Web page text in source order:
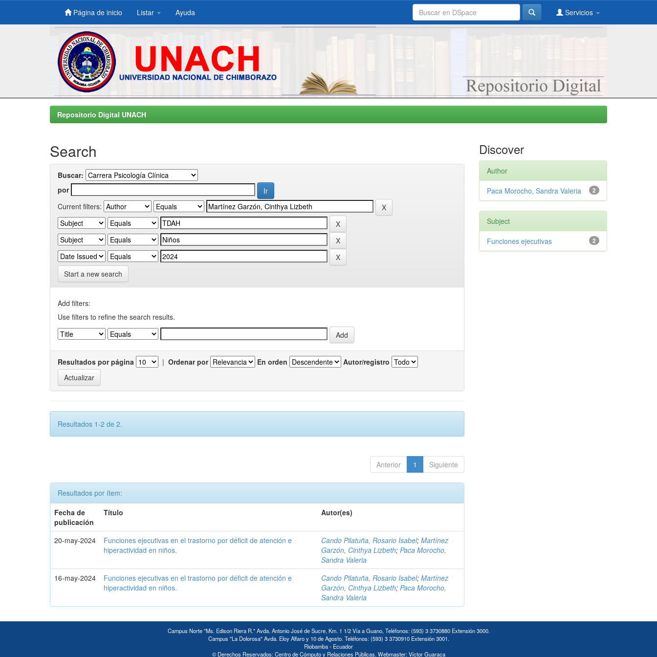
Skip
Página de inicio Listar Ayuda Servicios
Repositorio Digital UNACH
Search
Buscar:
por
Current filters:
Start a new search
Add filters:
Use filters to refine the search results.
Resultados por página | Ordenar por En orden Autor/registro
Resultados 1-2 de 2.
Anterior 1 Siguiente
Resultados por ítem:
Fecha de
publicación
Título Autor(es)
20-may-2024
Funciones ejecutivas en el trastorno por déficit de atención e
hiperactividad en niños.
Cando Pilatuña, Rosario Isabel;Martínez
Garzón, Cinthya Lizbeth;Paca Morocho,
Sandra Valeria
16-may-2024
Funciones ejecutivas en el trastorno por déficit de atención e
hiperactividad en niños.
Cando Pilatuña, Rosario Isabel;Martínez
Garzón, Cinthya Lizbeth;Paca Morocho,
Sandra Valeria
Discover
Author
2
Paca Morocho, Sandra Valeria
Subject
2
Funciones ejecutivas
Campus Norte "Ms. Edison Riera R." Avda. Antonio José de Sucre, Km. 1 1/2 Vía a Guano, Teléfonos: (593) 3 3730880 Extensión 3000.
Campus "La Dolorosa" Avda. Eloy Alfaro y 10 de Agosto. Teléfonos: (593) 3 3730910 Extensión 3001.
Riobamba - Ecuador
© Derechos Reservados: Centro de Cómputo y Relaciones Públicas. Webmaster: Víctor Guaraca